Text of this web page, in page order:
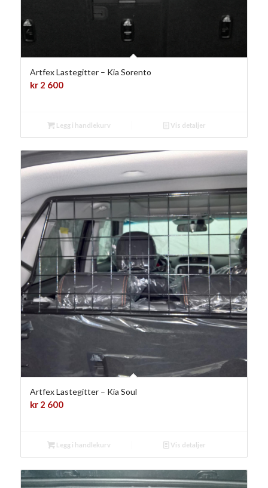
Artfex Lastegitter – Kia Sorento
kr2 600
Legg i handlekurv Vis detaljer
Artfex Lastegitter – Kia Soul
kr2 600
Legg i handlekurv Vis detaljer